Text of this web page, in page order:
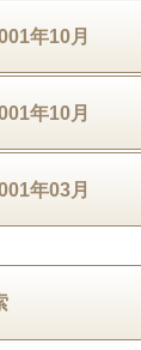
年10月
年10月
年03月